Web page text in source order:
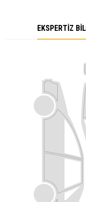
EKSPERTİZ